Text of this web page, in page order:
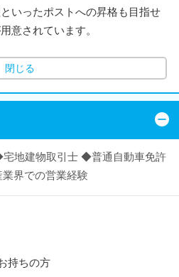
いったポストへの昇格も目指せ
意されています。
閉じる
地建物取引士 ◆普通自動車免許
界での営業経験
持ちの方